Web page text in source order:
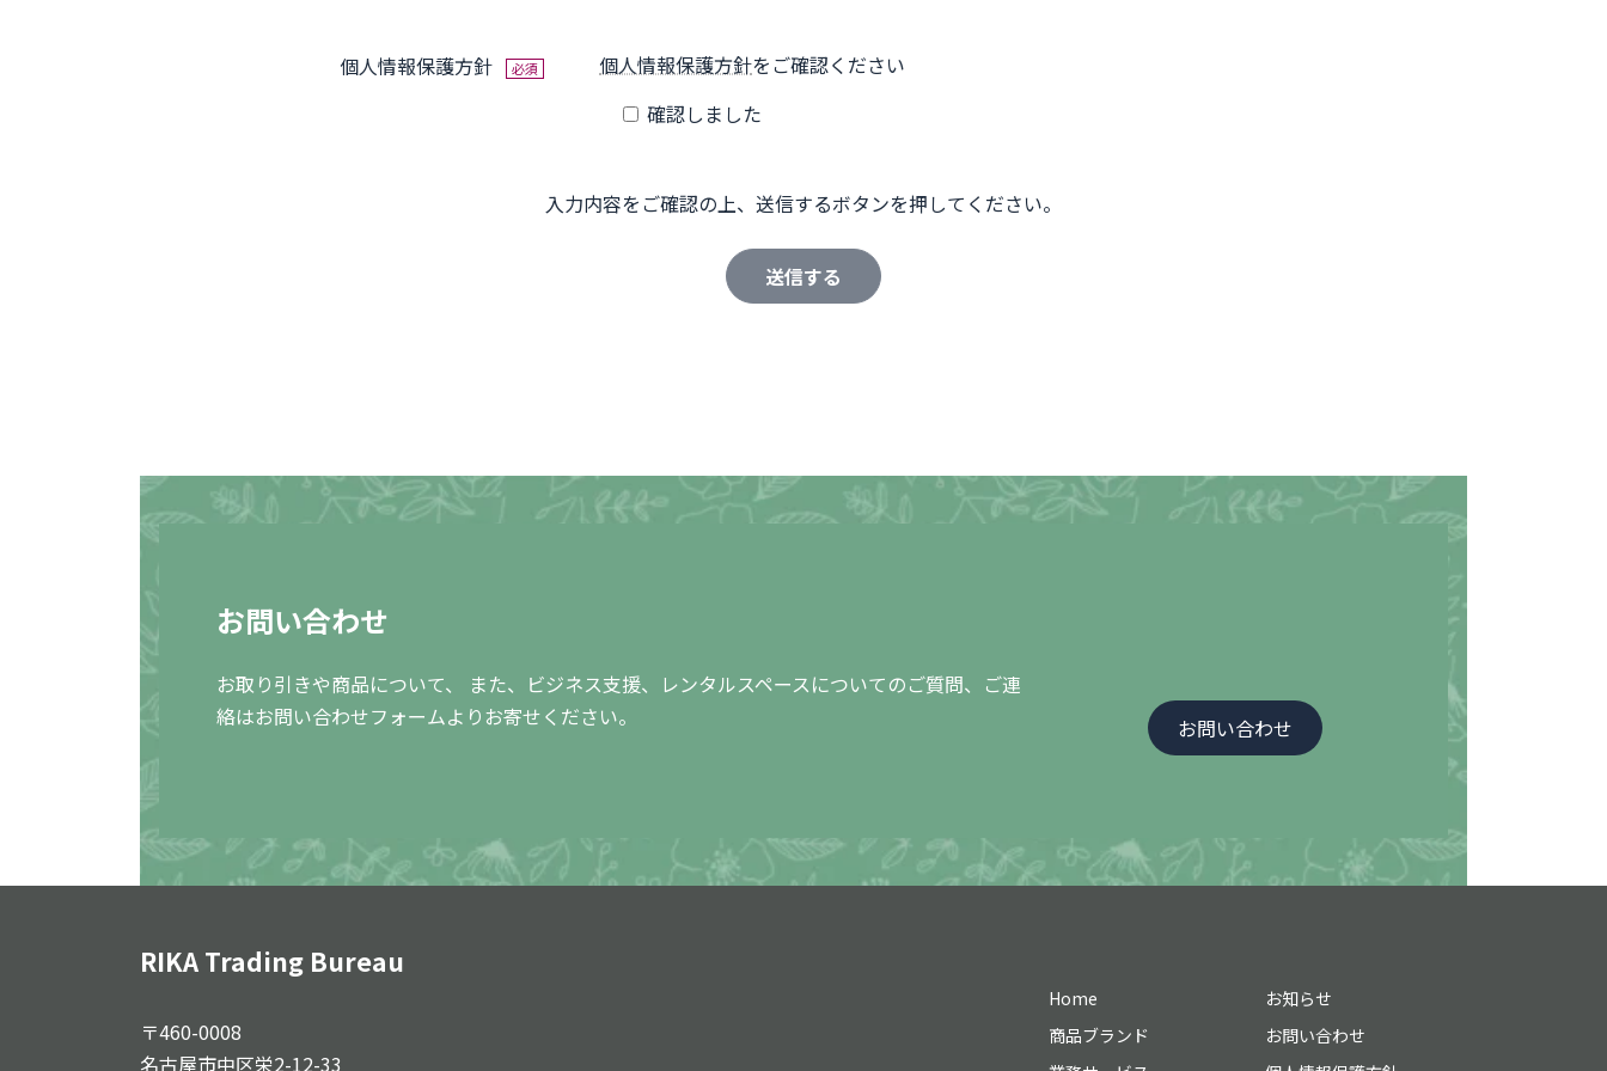
個人情報保護方針 必須 個人情報保護方針をご確認ください
確認しました
入力内容をご確認の上、送信するボタンを押してください。
お問い合わせ
お取り引きや商品について、 また、ビジネス支援、レンタルスペースについてのご質問、ご連
絡はお問い合わせフォームよりお寄せください。
お問い合わせ
RIKA Trading Bureau
〒460-0008
名古屋市中区栄2-12-33
Home
商品ブランド
お知らせ
お問い合わせ